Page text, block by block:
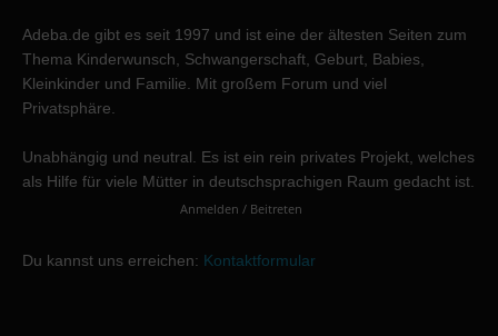
Adeba.de gibt es seit 1997 und ist eine der ältesten Seiten zum
Thema Kinderwunsch, Schwangerschaft, Geburt, Babies,
Kleinkinder und Familie. Mit großem Forum und viel
Privatsphäre.
Unabhängig und neutral. Es ist ein rein privates Projekt, welches
als Hilfe für viele Mütter in deutschsprachigen Raum gedacht ist.
Anmelden / Beitreten
Du kannst uns erreichen: Kontaktformular